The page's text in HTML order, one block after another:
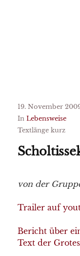
19. November
In Lebensweise
Textlänge kurz
von der
Trailer auf
Bericht über
Text der